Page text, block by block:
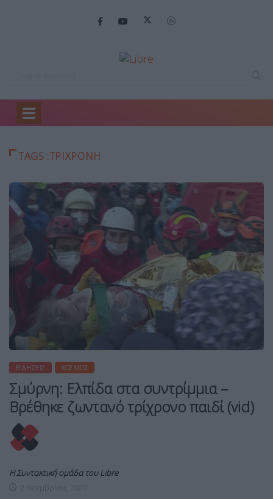
Home
TAGS :ΤΡΙΧΡΟΝΗ
ΕΙΔΉΣΕΙΣ ΚΌΣΜΟΣ
Σμύρνη: Ελπίδα στα συντρίμμια –
Βρέθηκε ζωντανό τρίχρονο παιδί (vid)
Η Συντακτική ομάδα του Libre